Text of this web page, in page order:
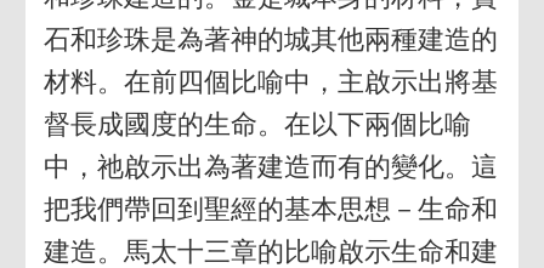
石和珍珠是為著神的城其他兩種建造的
材料。在前四個比喻中，主啟示出將基
督長成國度的生命。在以下兩個比喻
中，祂啟示出為著建造而有的變化。這
把我們帶回到聖經的基本思想－生命和
建造。馬太十三章的比喻啟示生命和建